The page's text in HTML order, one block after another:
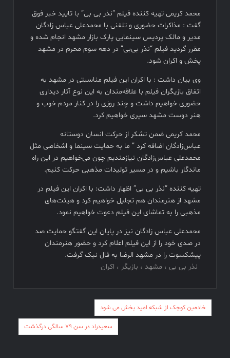
فیلم کیمیایی متوقف شد
محمد کریمی تهیه کننده فیلم “نذر بی بی” با تایید خبر فوق
گفت : مذاکرات حضوری و تلفنی با محمدعلی عباس زادگان
مدیر و مالک پردیس سینمایی پارک بازار مشهد انجام شده و
مقرر گردید فیلم “نذر بی‌بی” در دهه سوم محرم در مشهد
پخش و اکران شود.
وی بیان داشت : با اکران این فیلم مناسبتی در مشهد به
اتفاق بازیگران فیلم با علاقه‌مندان به این نوع آثار دیداری
حضوری خواهیم داشت و چند روزی را در کنار مردم خوب و
هنر دوست مشهد سپری خواهیم کرد.
محمد کریمی ضمن تشکر از حرکت انسان دوستانه
عباس‌زادگان اضافه کرد ” ما به حمایت سینما و اشخاصی مثل
محمدعلی عباس‌زادگان نیازمندیم چون می‌خواهیم در این راه
ماندگار باشیم و در مسیر تولیدات مذهبی حرکت کنیم.
تهیه کننده “نذر بی بی” اظهار داشت: با اکران این فیلم در
مشهد از هنرمندان هم تجلیل خواهیم کرد و هیئت‌های
مذهبی را به تماشای این فیلم دعوت خواهیم نمود.
محمدعلی عباس زادگان نیز در پایان این گفتگو حمایت صد
در صدی خود را از این فیلم اعلام کرد و حضور هنرمندان
پیشکسوت را در مشهد الرضا به فال نیک گرفت.
نذر بی بی ، مشهد ، بازیگر ، اکران
راهبری
خادمین کوچک از شبکه امید پخش می شود
سعیدراد در سن ۷۹ سالگی درگذشت